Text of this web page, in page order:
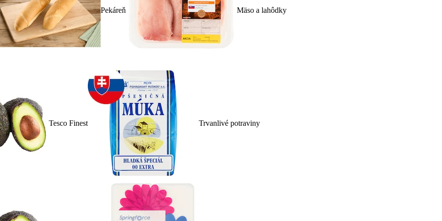
Pekáreň Mäso a lahôdky
Tesco Finest Trvanlivé potraviny